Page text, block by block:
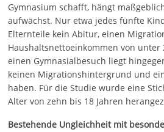
Gymnasium schafft, hängt
aufwächst. Nur etwa jedes fünfte
Elternteile kein Abitur, einen
Haushaltsnettoeinkommen von
einen Gymnasialbesuch liegt
keinen Migrationshintergrund und
haben. Für die Studie wurde eine
Alter von zehn bis 18 Jahren
Bestehende Ungleichheit mit